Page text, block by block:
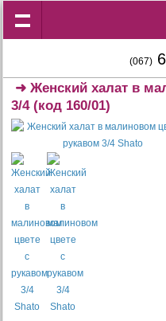
(067)
➜Женский халат в
3/4(код 160/01)